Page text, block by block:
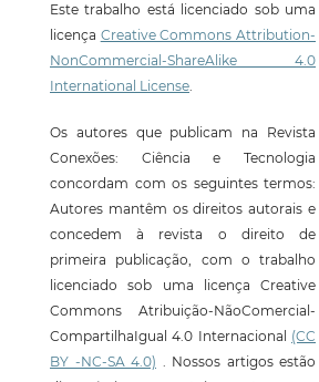
Este trabalho está licenciado sob uma
licença Creative Commons Attribution-
NonCommercial-ShareAlike 4.0
International License.
Os autores que publicam na Revista
Conexões: Ciência e Tecnologia
concordam com os seguintes termos:
Autores mantêm os direitos autorais e
concedem à revista o direito de
primeira publicação, com o trabalho
licenciado sob uma licença Creative
Commons Atribuição-NãoComercial-
CompartilhaIgual 4.0 Internacional (CC
BY -NC-SA 4.0) . Nossos artigos estão